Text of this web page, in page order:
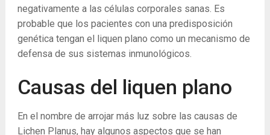
negativamente a las células corporales sanas. Es
probable que los pacientes con una predisposición
genética tengan el liquen plano como un mecanismo de
defensa de sus sistemas inmunológicos.
Causas del liquen plano
En el nombre de arrojar más luz sobre las causas de
Lichen Planus, hay algunos aspectos que se han